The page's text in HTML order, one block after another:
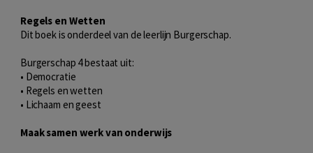
Regels en Wetten
Dit boek is onderdeel van de leerlijn Burgerschap.
Burgerschap 4 bestaat uit:
• Democratie
• Regels en wetten
• Lichaam en geest
Maak samen werk van onderwijs